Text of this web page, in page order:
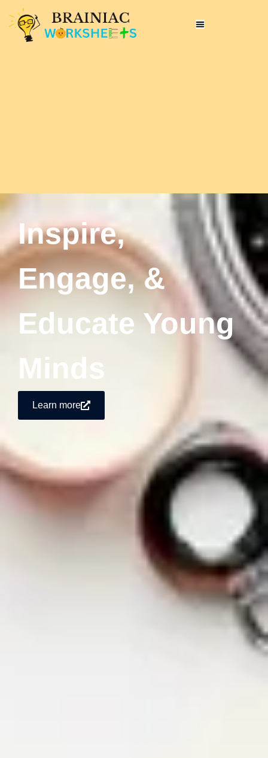
Inspire,
Engage, &
Educate Young
Minds
Learn more